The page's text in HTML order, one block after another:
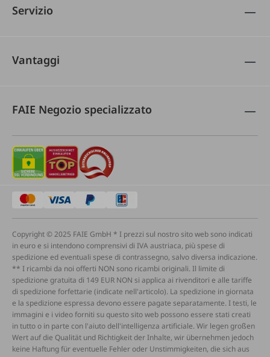
Servizio
Vantaggi
FAIE Negozio specializzato
Copyright © 2025 FAIE GmbH * I prezzi sul nostro sito web sono indicati
in euro e si intendono comprensivi di IVA austriaca, più spese di
spedizione ed eventuali spese di contrassegno, salvo diversa indicazione.
** I ricambi da noi offerti NON sono ricambi originali. Il limite di
spedizione gratuita di 149 EUR NON si applica ai rivenditori e alle tariffe
di spedizione forfettarie (indicate nell'articolo). La spedizione in giornata
e la spedizione espressa devono essere pagate separatamente. I testi, le
immagini e i video forniti su questo sito web possono essere stati creati
in tutto o in parte con l'aiuto dell'intelligenza artificiale. Wir legen großen
Wert auf die Qualität und Richtigkeit der Inhalte, wir übernehmen jedoch
keine Haftung für eventuelle Fehler oder Unstimmigkeiten, die sich aus